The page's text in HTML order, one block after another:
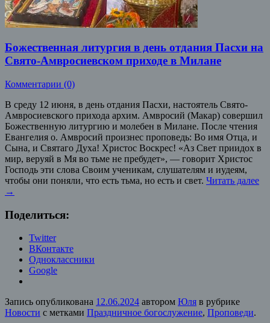
Божественная литургия в день отдания Пасхи на
Свято-Амвросиевском приходе в Милане
Комментарии (0)
В среду 12 июня, в день отдания Пасхи, настоятель Свято-
Амвросиевского прихода архим. Амвросий (Макар) совершил
Божественную литургию и молебен в Милане. После чтения
Евангелия о. Амвросий произнес проповедь: Во имя Отца, и
Сына, и Святаго Духа! Христос Воскрес! «Аз Свет приидох в
мир, веруяй в Мя во тьме не пребудет», — говорит Христос
Господь эти слова Своим ученикам, слушателям и иудеям,
чтобы они поняли, что есть тьма, но есть и свет. Читать далее
→
Поделиться:
Twitter
ВКонтакте
Одноклассники
Google
Запись опубликована 12.06.2024 автором Юля в рубрике
Новости с метками Праздничное богослужение, Проповеди.